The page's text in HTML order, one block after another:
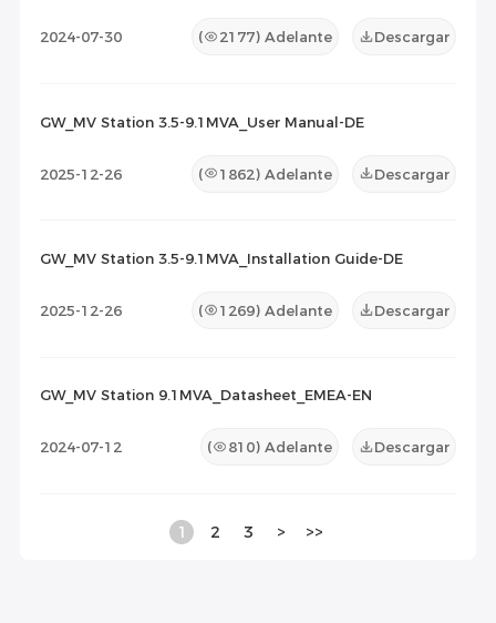
2024-07-30 ( 2177) Adelante Descargar
GW_MV Station 3.5-9.1MVA_User Manual-DE
2025-12-26 ( 1862) Adelante Descargar
GW_MV Station 3.5-9.1MVA_Installation Guide-DE
2025-12-26 ( 1269) Adelante Descargar
GW_MV Station 9.1MVA_Datasheet_EMEA-EN
2024-07-12 ( 810) Adelante Descargar
1 2 3 > >>